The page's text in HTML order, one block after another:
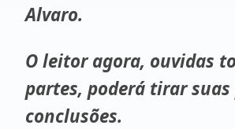
Alvaro.
O leitor agora, ouvidas
partes, poderá tirar
conclusões.